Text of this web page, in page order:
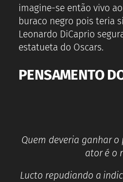
imagine-se então vivo
buraco negro pois teria
Leonardo DiCaprio
estatueta do Oscars.
PENSAMENTO
Quem deveria ganhar
ator é o
Lucto repudiando a